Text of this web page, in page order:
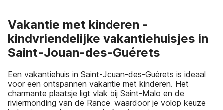
Vakantie met kinderen -
kindvriendelijke vakantiehuisjes in
Saint-Jouan-des-Guérets
Een vakantiehuis in Saint-Jouan-des-Guérets is ideaal
voor een ontspannen vakantie met kinderen. Het
charmante plaatsje ligt vlak bij Saint-Malo en de
riviermonding van de Rance, waardoor je volop keuze